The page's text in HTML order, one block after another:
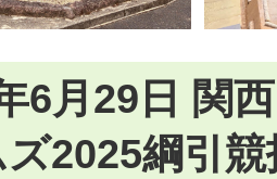
6月29日 関
2025綱引